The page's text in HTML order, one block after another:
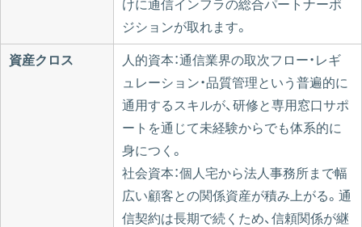
けに通信インフラの総合パートナーポ
ジションが取れます。
資産クロス
人的資本：通信業界の取次フロー・レギ
ュレーション・品質管理という普遍的に
通用するスキルが、研修と専用窓口サポ
ートを通じて未経験からでも体系的に
身につく。
社会資本：個人宅から法人事務所まで幅
広い顧客との関係資産が積み上がる。通
信契約は長期で続くため、信頼関係が継